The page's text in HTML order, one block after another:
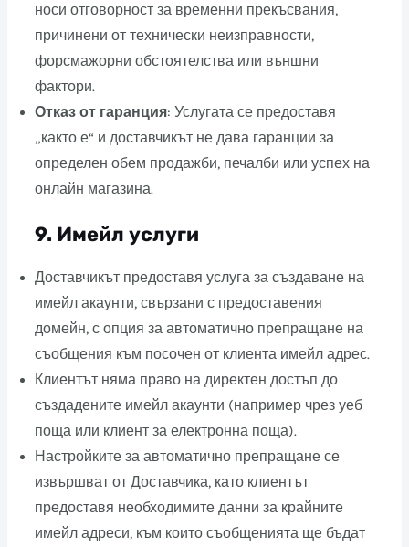
носи отговорност за временни прекъсвания,
причинени от технически неизправности,
форсмажорни обстоятелства или външни
фактори.
Отказ от гаранция: Услугата се предоставя
„както е“ и доставчикът не дава гаранции за
определен обем продажби, печалби или успех на
онлайн магазина.
9. Имейл услуги
Доставчикът предоставя услуга за създаване на
имейл акаунти, свързани с предоставения
домейн, с опция за автоматично препращане на
съобщения към посочен от клиента имейл адрес.
Клиентът няма право на директен достъп до
създадените имейл акаунти (например чрез уеб
поща или клиент за електронна поща).
Настройките за автоматично препращане се
извършват от Доставчика, като клиентът
предоставя необходимите данни за крайните
имейл адреси, към които съобщенията ще бъдат